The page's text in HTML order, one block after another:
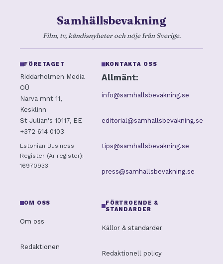
Samhällsbevakning
Film, tv, kändisnyheter och nöje från Sverige.
FÖRETAGET
Riddarholmen Media
OÜ
Narva mnt 11,
Kesklinn
St Julian's 10117, EE
+372 614 0103
Estonian Business
Register (Äriregister):
16970933
KONTAKTA OSS
Allmänt:
info@samhallsbevakning.se
editorial@samhallsbevakning.se
tips@samhallsbevakning.se
press@samhallsbevakning.se
OM OSS
Om oss
Redaktionen
FÖRTROENDE &
STANDARDER
Källor & standarder
Redaktionell policy